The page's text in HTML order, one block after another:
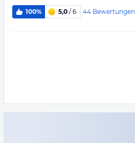
100% 5,0 / 6 44 Bewertungen